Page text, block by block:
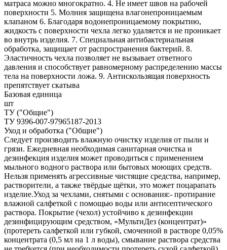
матраса можно многократно. 4. Не имеет швов на рабочей
поверхности 5. Молния защищена влагонепроницаемым
клапаном 6. Благодаря водонепроницаемому покрытию,
жидкость с поверхности чехла легко удаляется и не проникает
во внутрь изделия. 7. Специальная антибактериальная
обработка, защищает от распространения бактерий. 8.
Эластичность чехла позволяет не вызывает ответного
давления и способствует равномерному распределению массы
тела на поверхности ложа. 9. Антискользящая поверхность
препятствует скатыва
Базовая единица
шт
ТУ ("Общие")
ТУ 9396-007-97965187-2013
Уход и обработка ("Общие")
Следует производить влажную очистку изделия от пыли и
грязи. Ежедневная необходимая санитарная очистка и
дезинфекция изделия может проводиться с применением
мыльного водного раствора или бытовых моющих средств.
Нельзя применять агрессивные чистящие средства, например,
растворители, а также твёрдые щётки, это может поцарапать
изделие.Уход за чехлами, снятыми с основания:- протирание
влажной салфеткой с помощью воды или антисептического
раствора. Покрытие (чехол) устойчиво к дезинфекции
дезинфицирующим средством, «МультиДез (концентрат)»
(протереть салфеткой или губкой, смоченной в растворе 0,05%
концентрата (0,5 мл на 1 л воды), смывание раствора средства